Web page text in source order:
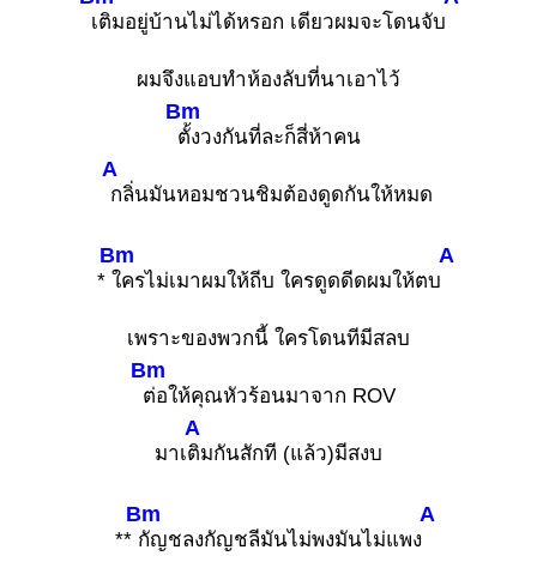
เติมอยู่บ้านไม่ได้หรอก เดียวผมจะโดนจับ
ผมจึงแอบทำห้องลับที่นาเอาไว้
Bm
ตั้งวงกันที่ละก็สี่ห้าคน
A
กลิ่นมันหอมชวนชิมต้องดูดกันให้หมด
*
Bm
ใครไม่เมาผมให้ถีบ ใครดูดดีดผมให้ตบ
A
เพราะของพวกนี้ ใครโดนทีมีสลบ
Bm
ต่อให้คุณหัวร้อนมาจาก ROV
มาเ
A
ติมกันสักที (แล้ว)มีสงบ
**
Bm
กัญชลงกัญชลีมันไม่พงมันไม่แพง
A